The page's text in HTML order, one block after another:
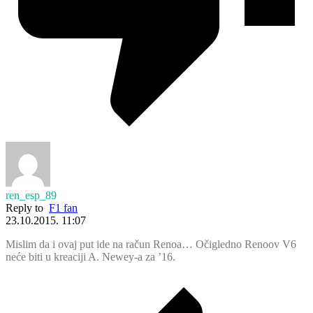
ren_esp_89
Reply to F1 fan
23.10.2015. 11:07
Mislim da i ovaj put ide na račun Renoa… Očigledno Renoov V6
neće biti u kreaciji A. Newey-a za ’16.